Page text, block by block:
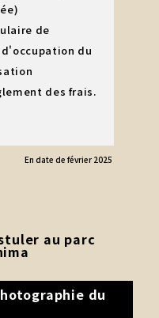
de
du
des frais.
En date de février 2025
au parc
du